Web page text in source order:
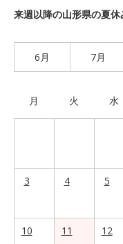
来週以降の山形県の夏
6月 7月
月 火 水
3 4 5
10
11
12